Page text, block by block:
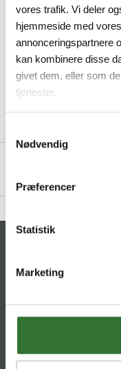
vores trafik. Vi deler
hjemmeside med
annonceringspartnere
kan kombinere disse
givet dem, eller som
tjenester.
Nødvendig
Præferencer
Statistik
Marketing
Mindste ordreantal: 1
Theilgaards Torv 1
DK-4600 Køge
Ellemosen 4